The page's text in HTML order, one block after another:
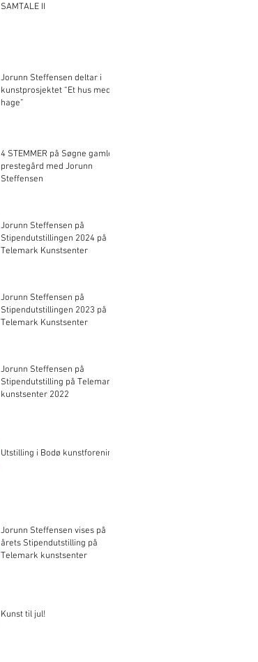
SAMTALE II
Jorunn Steffensen deltar i
kunstprosjektet “Et hus med
hage”
4 STEMMER på Søgne gamle
prestegård med Jorunn
Steffensen
Jorunn Steffensen på
Stipendutstillingen 2024 på
Telemark Kunstsenter
Jorunn Steffensen på
Stipendutstillingen 2023 på
Telemark Kunstsenter
Jorunn Steffensen på
Stipendutstilling på Telemark
kunstsenter 2022
Utstilling i Bodø kunstforening
Jorunn Steffensen vises på
årets Stipendutstilling på
Telemark kunstsenter
Kunst til jul!